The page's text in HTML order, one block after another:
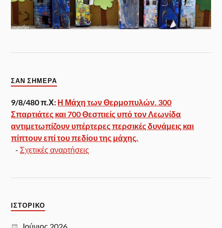
ΣΑΝ ΣΉΜΕΡΑ
9/8/480 π.Χ: Η Μάχη των Θερμοπυλών. 300
Σπαρτιάτες και 700 Θεσπιείς υπό τον Λεωνίδα
αντιμετωπίζουν υπέρτερες περσικές δυνάμεις και
πίπτουν επί του πεδίου της μάχης.
- Σχετικές αναρτήσεις
ΙΣΤΟΡΙΚΌ